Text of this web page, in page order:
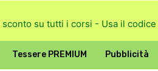
sconto su tutti i corsi - Usa il codice
Tessere PREMIUM Pubblicità